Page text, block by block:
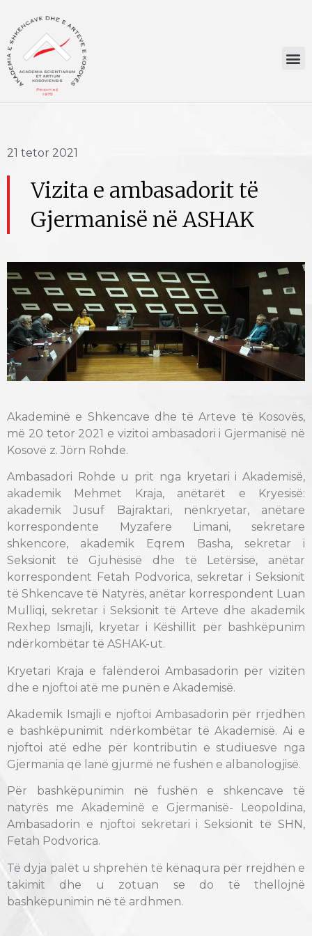
21 tetor 2021
Vizita e ambasadorit të
Gjermanisë në ASHAK
Akademinë e Shkencave dhe të Arteve të Kosovës,
më 20 tetor 2021 e vizitoi ambasadori i Gjermanisë në
Kosovë z. Jörn Rohde.
Ambasadori Rohde u prit nga kryetari i Akademisë,
akademik Mehmet Kraja, anëtarët e Kryesisë:
akademik Jusuf Bajraktari, nënkryetar, anëtare
korrespondente Myzafere Limani, sekretare
shkencore, akademik Eqrem Basha, sekretar i
Seksionit të Gjuhësisë dhe të Letërsisë, anëtar
korrespondent Fetah Podvorica, sekretar i Seksionit
të Shkencave të Natyrës, anëtar korrespondent Luan
Mulliqi, sekretar i Seksionit të Arteve dhe akademik
Rexhep Ismajli, kryetar i Këshillit për bashkëpunim
ndërkombëtar të ASHAK-ut.
Kryetari Kraja e falënderoi Ambasadorin për vizitën
dhe e njoftoi atë me punën e Akademisë.
Akademik Ismajli e njoftoi Ambasadorin për rrjedhën
e bashkëpunimit ndërkombëtar të Akademisë. Ai e
njoftoi atë edhe për kontributin e studiuesve nga
Gjermania që lanë gjurmë në fushën e albanologjisë.
Për bashkëpunimin në fushën e shkencave të
natyrës me Akademinë e Gjermanisë- Leopoldina,
Ambasadorin e njoftoi sekretari i Seksionit të SHN,
Fetah Podvorica.
Të dyja palët u shprehën të kënaqura për rrejdhën e
takimit dhe u zotuan se do të thellojnë
bashkëpunimin në të ardhmen.